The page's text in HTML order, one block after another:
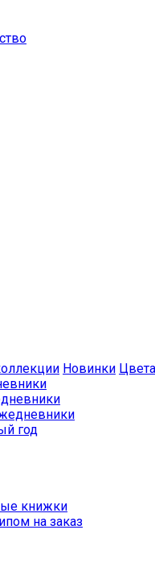
Новинки Цвета
год
книжки
на заказ